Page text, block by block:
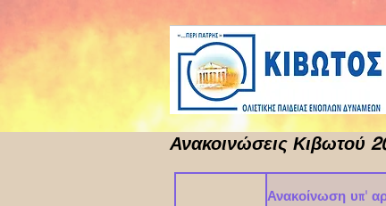
Ανακοινώσεις Κιβωτού
Ανακοίνωση υπ'